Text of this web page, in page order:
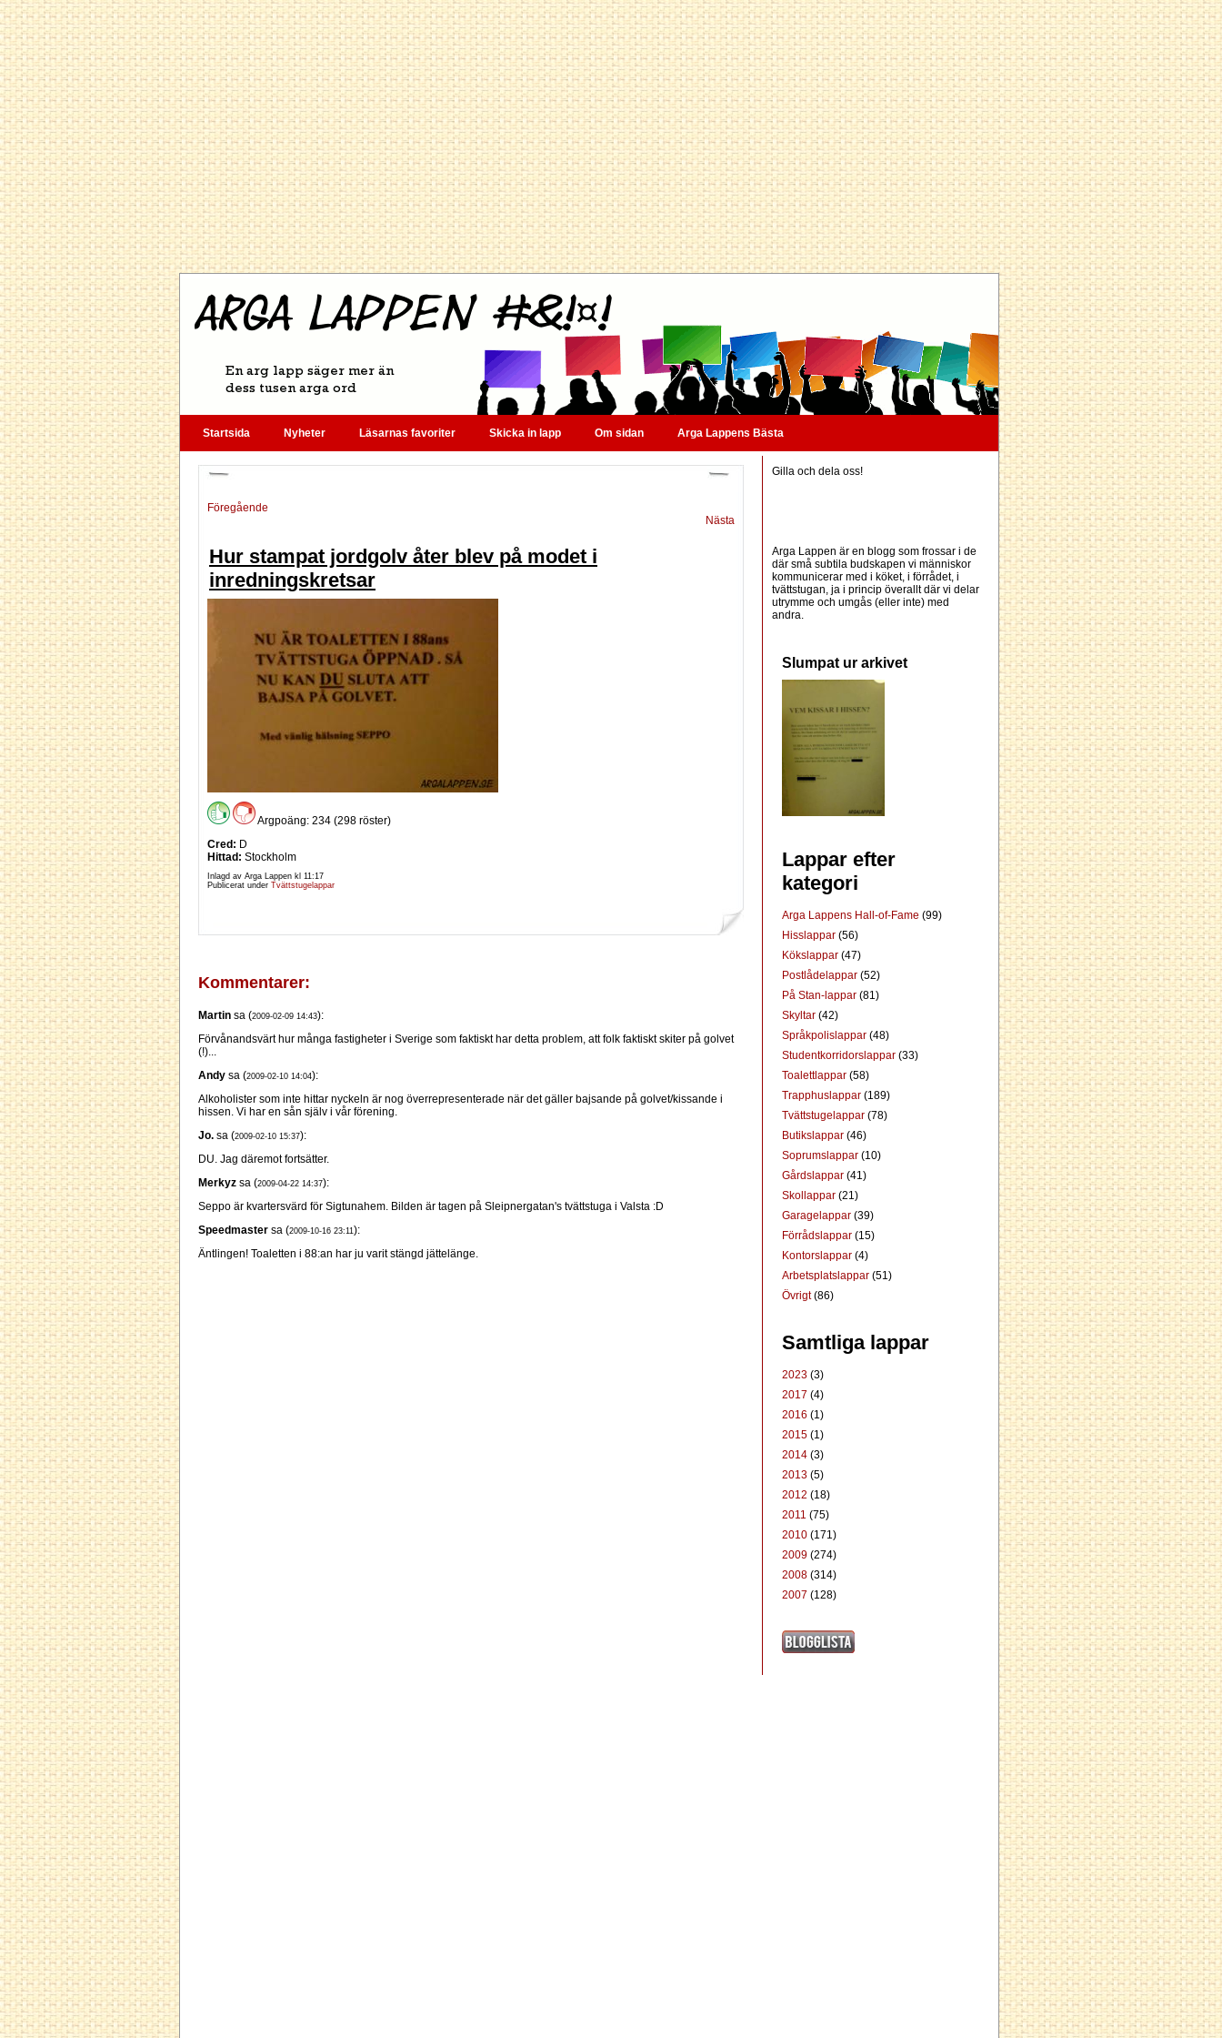
Startsida Nyheter Läsarnas favoriter Skicka in lapp Om sidan Arga Lappens Bästa
Föregående
Nästa
Hur stampat jordgolv åter blev på modet i
inredningskretsar
Argpoäng: 234 (298 röster)
Cred: D
Hittad: Stockholm
Inlagd av Arga Lappen kl 11:17
Publicerat under Tvättstugelappar
Kommentarer:
Martin sa (2009-02-09 14:43):
Förvånandsvärt hur många fastigheter i Sverige som faktiskt har detta problem, att folk faktiskt skiter på golvet
(!)...
Andy sa (2009-02-10 14:04):
Alkoholister som inte hittar nyckeln är nog överrepresenterade när det gäller bajsande på golvet/kissande i
hissen. Vi har en sån själv i vår förening.
Jo. sa (2009-02-10 15:37):
DU. Jag däremot fortsätter.
Merkyz sa (2009-04-22 14:37):
Seppo är kvartersvärd för Sigtunahem. Bilden är tagen på Sleipnergatan's tvättstuga i Valsta :D
Speedmaster sa (2009-10-16 23:11):
Äntlingen! Toaletten i 88:an har ju varit stängd jättelänge.
Gilla och dela oss!
Arga Lappen är en blogg som frossar i de
där små subtila budskapen vi människor
kommunicerar med i köket, i förrådet, i
tvättstugan, ja i princip överallt där vi delar
utrymme och umgås (eller inte) med
andra.
Slumpat ur arkivet
Lappar efter
kategori
Arga Lappens Hall-of-Fame (99)
Hisslappar (56)
Kökslappar (47)
Postlådelappar (52)
På Stan-lappar (81)
Skyltar (42)
Språkpolislappar (48)
Studentkorridorslappar (33)
Toalettlappar (58)
Trapphuslappar (189)
Tvättstugelappar (78)
Butikslappar (46)
Soprumslappar (10)
Gårdslappar (41)
Skollappar (21)
Garagelappar (39)
Förrådslappar (15)
Kontorslappar (4)
Arbetsplatslappar (51)
Övrigt(86)
Samtliga lappar
2023 (3)
2017 (4)
2016 (1)
2015 (1)
2014 (3)
2013 (5)
2012 (18)
2011 (75)
2010 (171)
2009 (274)
2008 (314)
2007 (128)